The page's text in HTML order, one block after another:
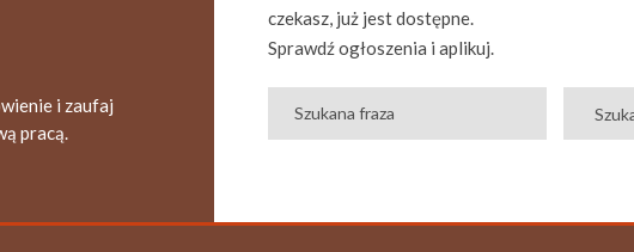
i zaufaj
pracą.
czekasz, już jest dostępne.
Sprawdź ogłoszenia i aplikuj.